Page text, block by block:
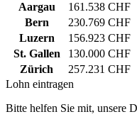
Aargau
161.538 CHF
Bern
230.769 CHF
Luzern
156.923 CHF
St. Gallen
130.000 CHF
Zürich
257.231 CHF
Lohn eintragen
Bitte helfen Sie mit, unsere